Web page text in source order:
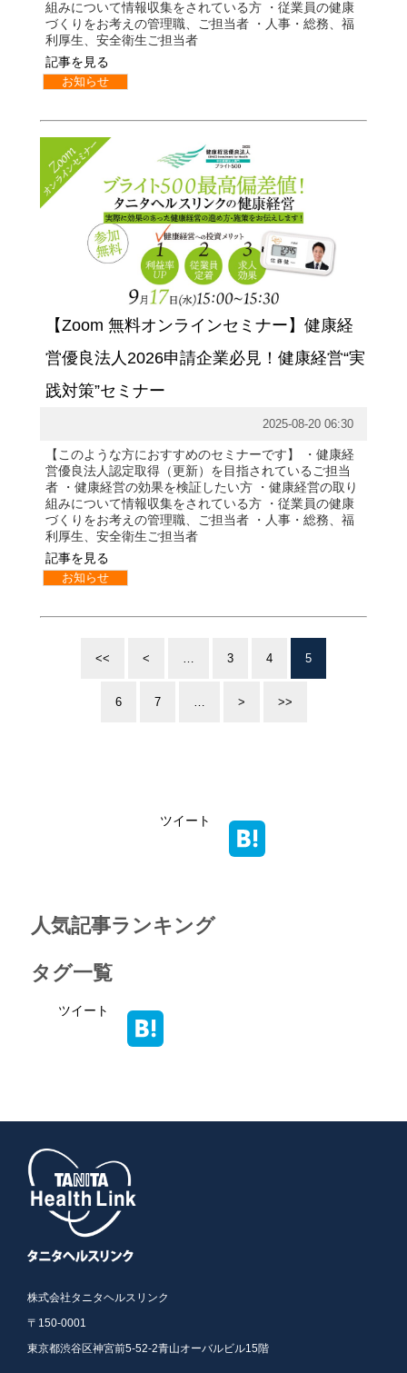
組みについて情報収集をされている方 ・従業員の健康
づくりをお考えの管理職、ご担当者 ・人事・総務、福
利厚生、安全衛生ご担当者
記事を見る
お知らせ
【Zoom 無料オンラインセミナー】健康経
営優良法人2026申請企業必見！健康経営“実
践対策”セミナー
2025-08-20 06:30
【このような方におすすめのセミナーです】 ・健康経
営優良法人認定取得（更新）を目指されているご担当
者 ・健康経営の効果を検証したい方 ・健康経営の取り
組みについて情報収集をされている方 ・従業員の健康
づくりをお考えの管理職、ご担当者 ・人事・総務、福
利厚生、安全衛生ご担当者
記事を見る
お知らせ
<< < … 3 4 5
6 7 … > >>
ツイート
人気記事ランキング
タグ一覧
ツイート
株式会社タニタヘルスリンク
〒150-0001
東京都渋谷区神宮前5-52-2青山オーバルビル15階